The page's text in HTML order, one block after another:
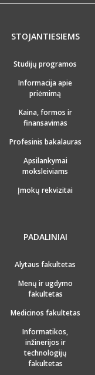
STOJANTIESIEMS
Studijų programos
Informacija apie
priėmimą
Kaina, formos ir
finansavimas
Profesinis bakalauras
Apsilankymai
moksleiviams
Įmokų rekvizitai
PADALINIAI
Alytaus fakultetas
Menų ir ugdymo
fakultetas
Medicinos fakultetas
Informatikos,
inžinerijos ir
technologijų
fakultetas